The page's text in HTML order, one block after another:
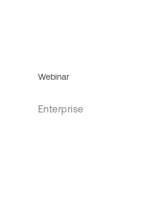
Webinar
Enterprise